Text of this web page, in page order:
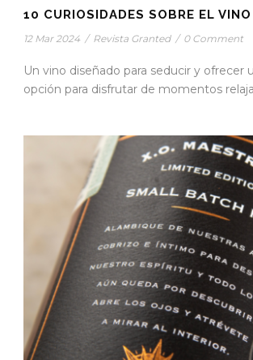
10 CURIOSIDADES SOBRE EL
12 Mar 2024 / Revista Granted / 0 Comment
Un vino diseñado para seducir y ofrecer
opción para disfrutar de momentos